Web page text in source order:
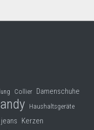
Collier Damenschuhe
Haushaltsgeräte
jeans Kerzen